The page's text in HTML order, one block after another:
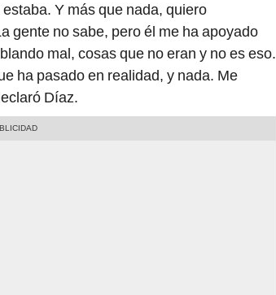
Y más que nada, quiero
gente no sabe, pero él me ha apoyado
mal, cosas que no eran y no es eso.
ha pasado en realidad, y nada. Me
Díaz.